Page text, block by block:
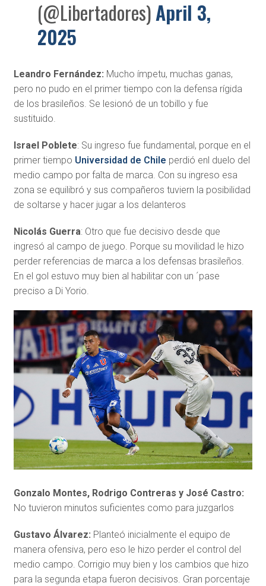
(@Libertadores)April 3,
2025
Leandro Fernández: Mucho ímpetu, muchas ganas,
pero no pudo en el primer tiempo con la defensa rígida
de los brasileños. Se lesionó de un tobillo y fue
sustituido.
Israel Poblete: Su ingreso fue fundamental, porque en el
primer tiempo Universidad de Chile perdió enl duelo del
medio campo por falta de marca. Con su ingreso esa
zona se equilibró y sus compañeros tuviern la posibilidad
de soltarse y hacer jugar a los delanteros
Nicolás Guerra: Otro que fue decisivo desde que
ingresó al campo de juego. Porque su movilidad le hizo
perder referencias de marca a los defensas brasileños.
En el gol estuvo muy bien al habilitar con un ´pase
preciso a Di Yorio.
Gonzalo Montes, Rodrigo Contreras y José Castro:
No tuvieron minutos suficientes como para juzgarlos
Gustavo Álvarez: Planteó inicialmente el equipo de
manera ofensiva, pero eso le hizo perder el control del
medio campo. Corrigio muy bien y los cambios que hizo
para la segunda etapa fueron decisivos. Gran porcentaje